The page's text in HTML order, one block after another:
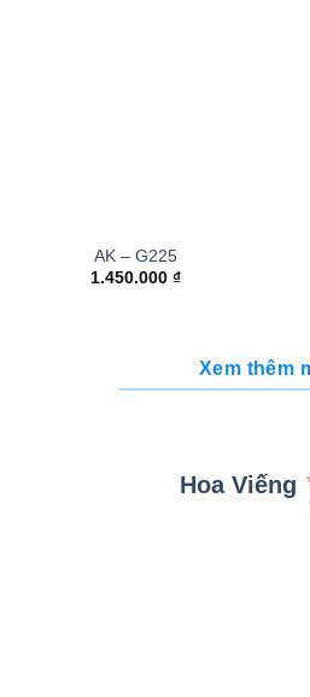
AK – G225
1.450.000 ₫
Xem thêm
Hoa Viếng